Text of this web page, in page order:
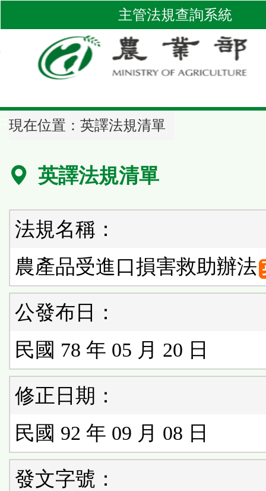
到
區
塊
主管法規查詢系統
現在位置： 英譯法規清單
英譯法規清單
法規名稱：
農產品受進口損害救助辦法
公發布日：
民國 78 年 05 月 20 日
修正日期：
民國 92 年 09 月 08 日
發文字號：